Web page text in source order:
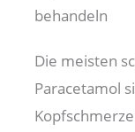
behandeln
Die meisten
Paracetamol